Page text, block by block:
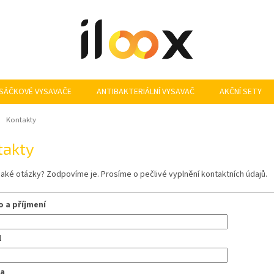
VYSAVAČE ANTIBAKTERIÁLNÍ VYSAVAČ AKČNÍ SETY
Kontakty
otázky? Zodpovíme je. Prosíme o pečlivé vyplnění kontaktních údajů.
a příjmení